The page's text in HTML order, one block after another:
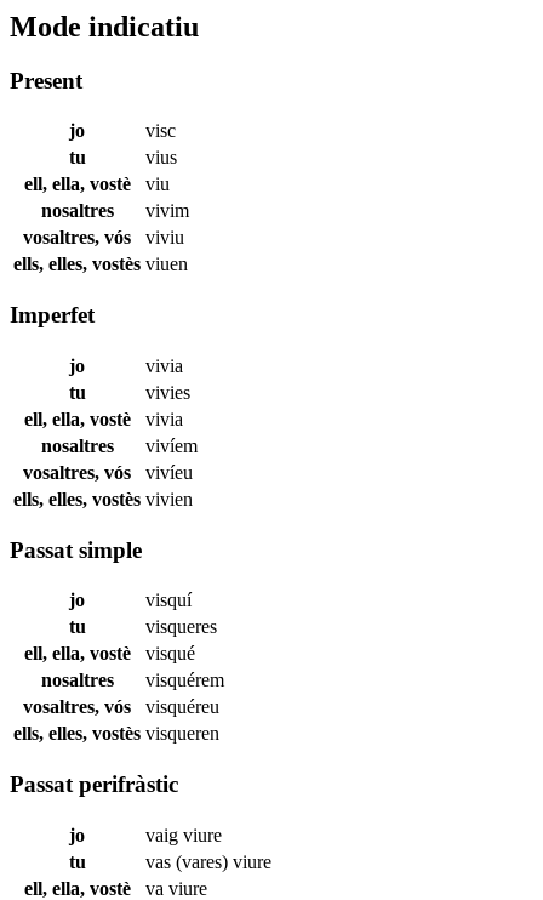
Mode indicatiu
Present
jo
visc
tu
vius
ell, ella, vostè
viu
nosaltres
vivim
vosaltres, vós
viviu
ells, elles, vostès viuen
Imperfet
jo
vivia
tu
vivies
ell, ella, vostè
vivia
nosaltres
vivíem
vosaltres, vós
vivíeu
ells, elles, vostès vivien
Passat simple
jo
visquí
tu
visqueres
ell, ella, vostè
visqué
nosaltres
visquérem
vosaltres, vós
visquéreu
ells, elles, vostès visqueren
Passat perifràstic
jo vaig viure
tu
vas (vares) viure
ell, ella, vostè
va viure